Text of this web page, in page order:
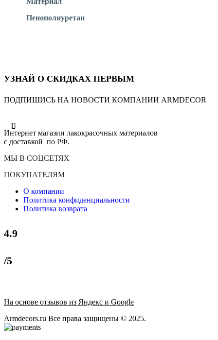
Пенополиуретан
УЗНАЙ О СКИДКАХ ПЕРВЫМ
ПОДПИШИСЬ НА НОВОСТИ КОМПАНИИ ARMDECOR
Интернет магазин лакокрасочных материалов
с доставкой по РФ.
МЫ В СОЦСЕТЯХ
ПОКУПАТЕЛЯМ
О компании
Политика конфиденциальности
Политика возврата
4.9
/5
На основе отзывов из Яндекс и Google
Armdecors.ru Все права защищены © 2025. ​